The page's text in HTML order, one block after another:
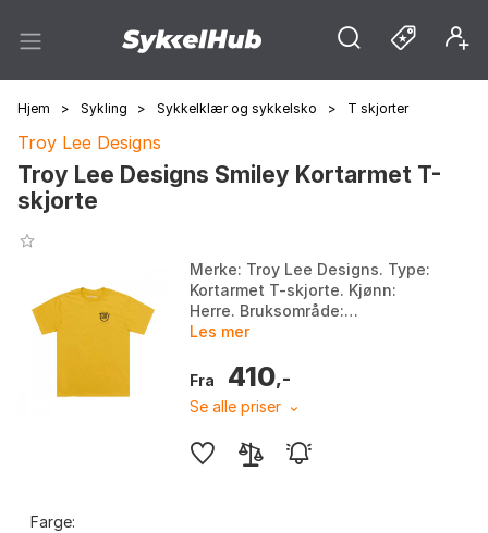
Hjem > Sykling > Sykkelklær og sykkelsko > T skjorter
Troy Lee Designs
Troy Lee Designs Smiley Kortarmet T-
skjorte
Merke: Troy Lee Designs. Type:
Kortarmet T-skjorte. Kjønn:
Herre. Bruksområde:
Hverdagsklær. Farge: Black,
Les mer
Fra 410,-
Se alle priser
Farge: